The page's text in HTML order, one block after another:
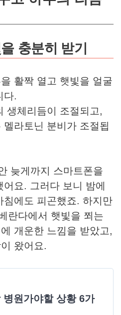
충분히 받기
활짝 열고 햇빛을 얼굴
다.
생체리듬이 조절되고,
라토닌 분비가 조절됩
늦게까지 스마트폰을
요. 그러다 보니 밤에
침에도 피곤했죠. 하지만
란다에서 햇빛을 쬐는
개운한 느낌을 받았고,
왔어요.
원가야할 상황 6가